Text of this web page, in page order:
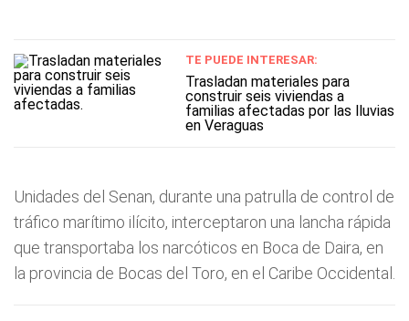
TE PUEDE INTERESAR:
Trasladan materiales para
construir seis viviendas a
familias afectadas por las lluvias
en Veraguas
Unidades del Senan, durante una patrulla de control de
tráfico marítimo ilícito, interceptaron una lancha rápida
que transportaba los narcóticos en Boca de Daira, en
la provincia de Bocas del Toro, en el Caribe Occidental.